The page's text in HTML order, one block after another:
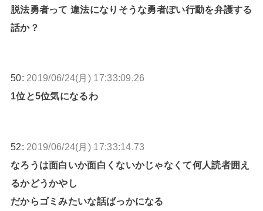
脱法勇者って 違法になりそうな勇者ぽい行動を弁護する
話か？
50: 2019/06/24(月) 17:33:09.26
1位と5位気になるわ
52: 2019/06/24(月) 17:33:14.73
なろうは面白いか面白くないかじゃなくて何人読者囲え
るかどうかやし
だからゴミみたいな話ばっかになる